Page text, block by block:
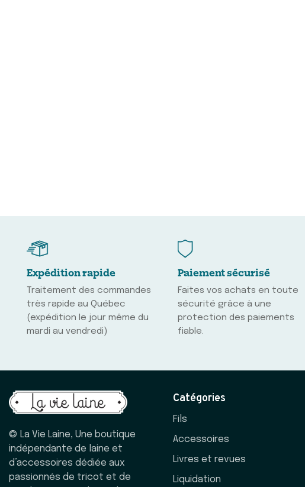
Expédition rapide
Traitement des commandes
très rapide au Québec
(expédition le jour même du
mardi au vendredi)
Paiement sécurisé
Faites vos achats en toute
sécurité grâce à une
protection des paiements
fiable.
© La Vie Laine, Une boutique
indépendante de laine et
d’accessoires dédiée aux
passionnés de tricot et de
Catégories
Fils
Accessoires
Livres et revues
Liquidation